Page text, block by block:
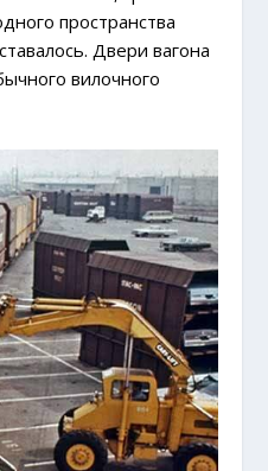
пространства
Двери вагона
вилочного